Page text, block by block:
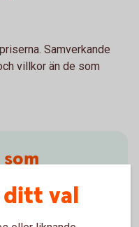
Samverkande
villkor än de som
val